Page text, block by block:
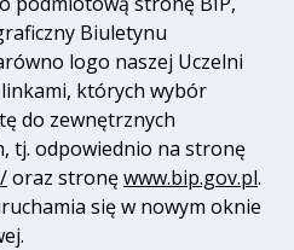
Biuletynu
logo naszej Uczelni
których wybór
do zewnętrznych
tj. odpowiednio na stronę
oraz stronęwww.bip.gov.pl.
się w nowym oknie